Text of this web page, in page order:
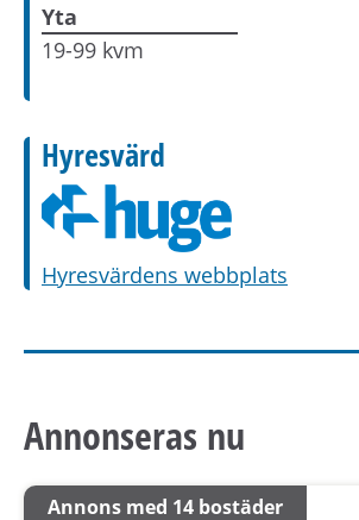
Yta
19-99 kvm
Hyresvärd
Hyresvärdens webbplats
Annonseras nu
Annons med 14 bostäder